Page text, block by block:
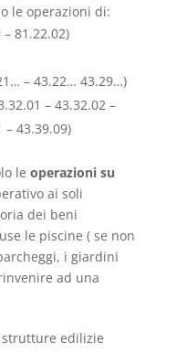
le operazioni di:
81.22.02)
– 43.22… 43.29…)
– 43.32.02 –
– 43.39.09)
le operazioni su
ai soli
dei beni
le piscine ( se non
i giardini
ad una
edilizie